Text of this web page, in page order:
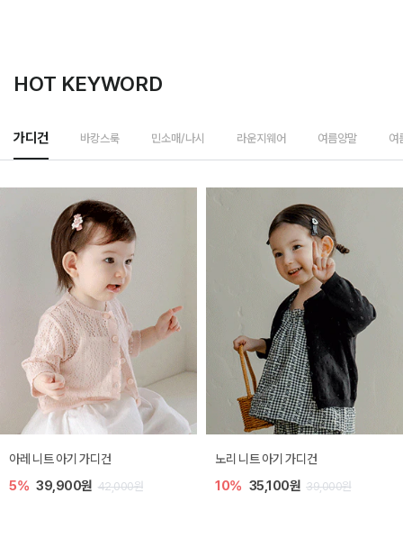
HOT KEYWORD
가디건 바캉스룩 민소매/나시 라운지웨어 여름양말 여
[SIZE ~6Y] 로메이 라운지 셋업
10% 23,400원 26,000원
밀라 아기 원피스
20% 27,200원 34,000원